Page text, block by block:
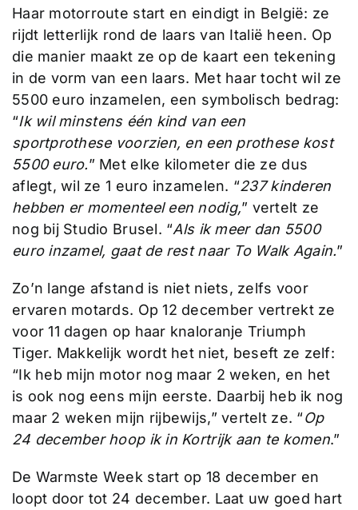
Haar motorroute start en eindigt in België: ze
rijdt letterlijk rond de laars van Italië heen. Op
die manier maakt ze op de kaart een tekening
in de vorm van een laars. Met haar tocht wil ze
5500 euro inzamelen, een symbolisch bedrag:
“Ik wil minstens één kind van een
sportprothese voorzien, en een prothese kost
5500 euro.” Met elke kilometer die ze dus
aflegt, wil ze 1 euro inzamelen. “237 kinderen
hebben er momenteel een nodig,” vertelt ze
nog bij Studio Brusel. “Als ik meer dan 5500
euro inzamel, gaat de rest naar To Walk Again.”
Zo’n lange afstand is niet niets, zelfs voor
ervaren motards. Op 12 december vertrekt ze
voor 11 dagen op haar knaloranje Triumph
Tiger. Makkelijk wordt het niet, beseft ze zelf:
“Ik heb mijn motor nog maar 2 weken, en het
is ook nog eens mijn eerste. Daarbij heb ik nog
maar 2 weken mijn rijbewijs,” vertelt ze. “Op
24 december hoop ik in Kortrijk aan te komen.”
De Warmste Week start op 18 december en
loopt door tot 24 december. Laat uw goed hart